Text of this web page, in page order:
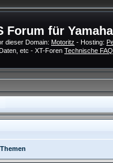
Forum für
dieser Domain: Motoritz - Hosting:
etc - XT-Foren Technische FAQ